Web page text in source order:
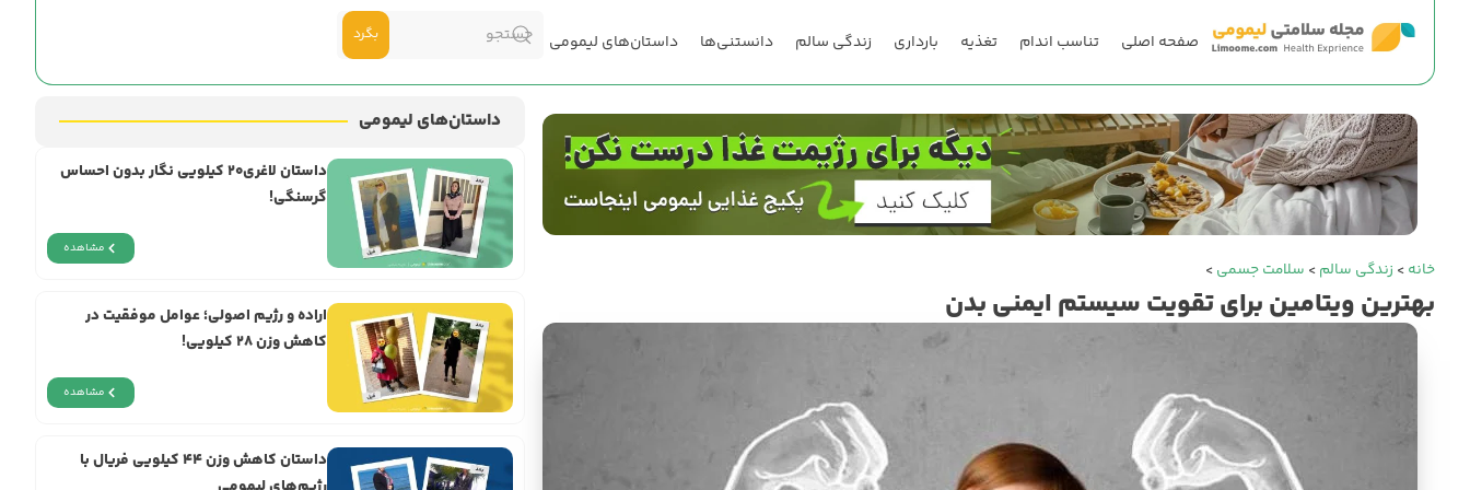
صفحه اصلی تناسب اندام تغذیه بارداری زندگی سالم دانستنی‌ها داستان‌های لیمومی بگرد
خانه> زندگی سالم> سلامت جسمی>
بهترین ویتامین برای تقویت سیستم ایمنی بدن
داستان‌های لیمومی
داستان لاغری۲۰ کیلویی نگار بدون احساس
گرسنگی!
مشاهده
اراده و رژيم اصولی؛ عوامل موفقیت در
کاهش وزن ۲۸ کیلویی!
مشاهده
داستان کاهش وزن ۴۴ کیلویی فریال با